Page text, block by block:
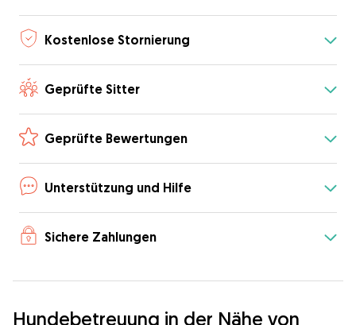
Kostenlose Stornierung
Geprüfte Sitter
Geprüfte Bewertungen
Unterstützung und Hilfe
Sichere Zahlungen
Hundebetreuung in der Nähe von